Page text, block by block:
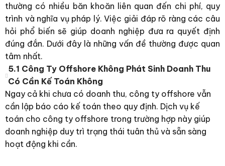
thường có nhiều băn khoăn liên quan đến chi phí, quy
trình và nghĩa vụ pháp lý. Việc giải đáp rõ ràng các câu
hỏi phổ biến sẽ giúp doanh nghiệp đưa ra quyết định
đúng đắn. Dưới đây là những vấn đề thường được quan
tâm nhất.
5.1 Công Ty Offshore Không Phát Sinh Doanh Thu
Có Cần Kế Toán Không
Ngay cả khi chưa có doanh thu, công ty offshore vẫn
cần lập báo cáo kế toán theo quy định. Dịch vụ kế
toán cho công ty offshore trong trường hợp này giúp
doanh nghiệp duy trì trạng thái tuân thủ và sẵn sàng
hoạt động khi cần.